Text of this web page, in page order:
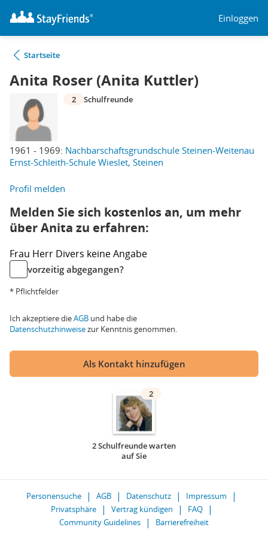
Einloggen
Startseite
Anita Roser (Anita Kuttler)
1961 - 1969: Nachbarschaftsgrundschule Steinen-Weitenau
Ernst-Schleith-Schule Wieslet, Steinen
2 Schulfreunde
Profil melden
Melden Sie sich kostenlos an, um mehr
über Anita zu erfahren:
Frau Herr Divers keine Angabe
vorzeitig abgegangen?
* Pflichtfelder
Ich akzeptiere dieAGB und habe die
Datenschutzhinweisezur Kenntnis genommen.
Als Kontakt hinzufügen
2
2 Schulfreunde warten
auf Sie
Personensuche AGB Datenschutz
Impressum
Privatsphäre
Vertrag kündigen
FAQ
Community Guidelines
Barrierefreiheit